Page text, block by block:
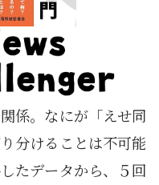
係。なにが「えせ同
分けることは不可能
たデータから、５回